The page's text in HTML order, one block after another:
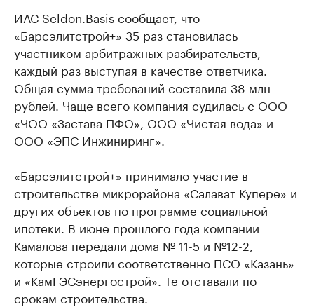
ИАС Seldon.Basis сообщает, что
«Барсэлитстрой+» 35 раз становилась
участником арбитражных разбирательств,
каждый раз выступая в качестве ответчика.
Общая сумма требований составила 38 млн
рублей. Чаще всего компания судилась с ООО
«ЧОО «Застава ПФО», ООО «Чистая вода» и
ООО «ЭПС Инжиниринг».
«Барсэлитстрой+» принимало участие в
строительстве микрорайона «Салават Купере» и
других объектов по программе социальной
ипотеки. В июне прошлого года компании
Камалова передали дома № 11-5 и №12-2,
которые строили соответственно ПСО «Казань»
и «КамГЭСэнергострой». Те отставали по
срокам строительства.